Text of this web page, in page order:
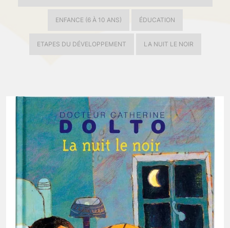
ENFANCE (6 À 10 ANS) ÉDUCATION
ETAPES DU DÉVELOPPEMENT LA NUIT LE NOIR